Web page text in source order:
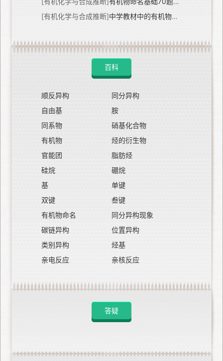
[有机化学与合成推断]中学教材中的有机物命名汇总
百科
顺反异构
同分异构
自由基
胺
同系物
硝基化合物
有机物
烃的衍生物
官能团
脂肪烃
硅烷
硼烷
基
单键
双键
叁键
有机物命名
同分异构现象
碳链异构
位置异构
类别异构
烃基
亲电反应
亲核反应
答疑